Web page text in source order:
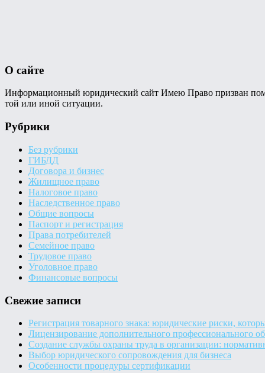
О сайте
Информационный юридический сайт Имею Право призван
той или иной ситуации.
Рубрики
Без рубрики
ГИБДД
Договора и бизнес
Жилищное право
Налоговое право
Наследственное право
Общие вопросы
Паспорт и регистрация
Права потребителей
Семейное право
Трудовое право
Уголовное право
Финансовые вопросы
Свежие записи
Регистрация товарного знака: юридические риски,
Лицензирование дополнительного профессионального
Создание службы охраны труда в организации:
Выбор юридического сопровождения для бизнеса
Особенности процедуры сертификации